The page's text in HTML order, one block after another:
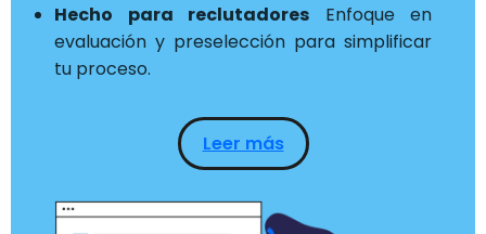
Hecho para reclutadores Enfoque en
evaluación y preselección para simplificar
tu proceso.
Leer más